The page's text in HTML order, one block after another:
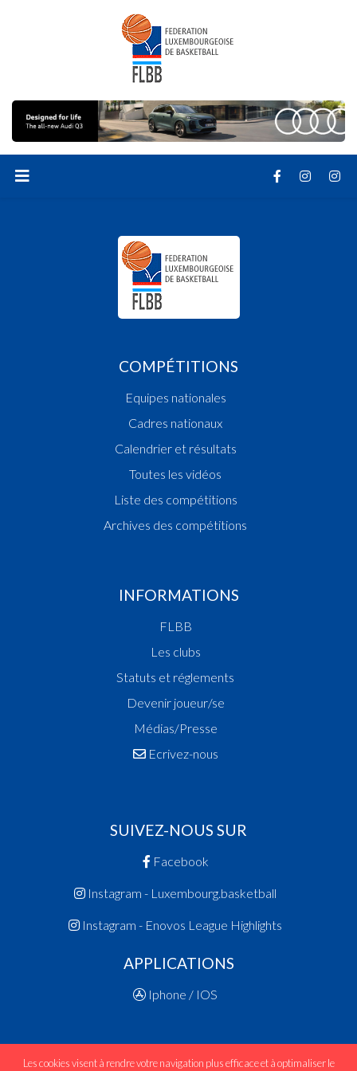
COMPÉTITIONS
Equipes nationales
Cadres nationaux
Calendrier et résultats
Toutes les vidéos
Liste des compétitions
Archives des compétitions
INFORMATIONS
FLBB
Les clubs
Statuts et réglements
Devenir joueur/se
Médias/Presse
Ecrivez-nous
SUIVEZ-NOUS SUR
Facebook
Instagram - Luxembourg.basketball
Instagram - Enovos League Highlights
APPLICATIONS
Iphone / IOS
Les cookies visent à rendre votre navigation plus efficace et à optimaliser le